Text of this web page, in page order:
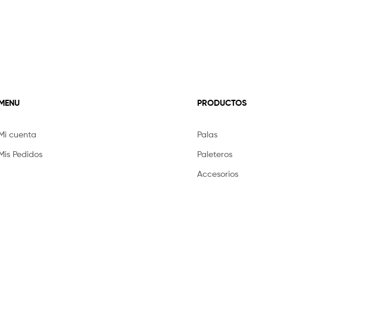
cuenta
Pedidos
PRODUCTOS
Palas
Paleteros
Accesorios